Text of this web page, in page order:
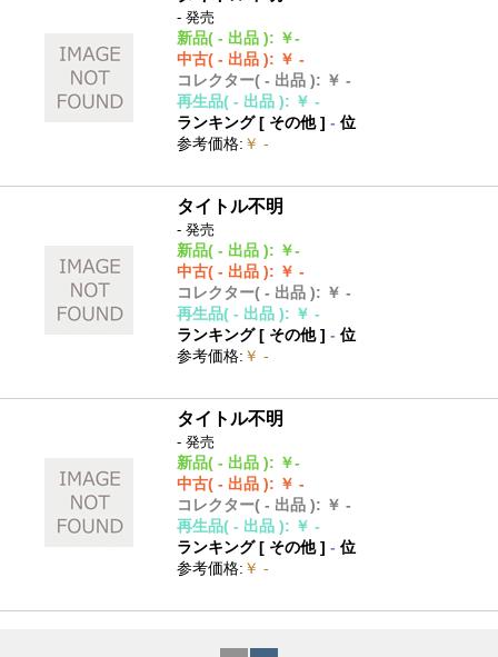
- 発売
新品( - 出品 ): ￥-
中古( - 出品 ): ￥ -
コレクター( - 出品 ): ￥ -
再生品( - 出品 ): ￥ -
ランキング [ その他]- 位
参考価格: ￥ -
タイトル不明
- 発売
新品( - 出品 ): ￥-
中古( - 出品 ): ￥ -
コレクター( - 出品 ): ￥ -
再生品( - 出品 ): ￥ -
ランキング [ その他]- 位
参考価格: ￥ -
タイトル不明
- 発売
新品( - 出品 ): ￥-
中古( - 出品 ): ￥ -
コレクター( - 出品 ): ￥ -
再生品( - 出品 ): ￥ -
ランキング [ その他]- 位
参考価格: ￥ -